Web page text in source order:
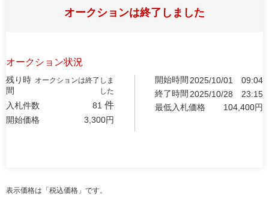
オークションは終了しました
オークション状況
残り時
間
オークションは終了しま
した
入札件数 81 件
開始価格 3,300円
開始時間 2025/10/01
09:04
終了時間 2025/10/28
23:15
最低入札価格
104,400円
表示価格は「税込価格」です。